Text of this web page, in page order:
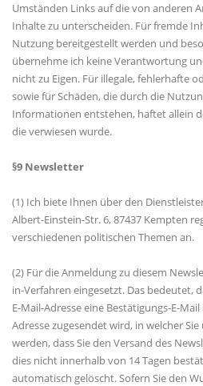
Umständen Links auf die von anderen
Inhalte zu unterscheiden. Für fremde
Nutzung bereitgestellt werden und
übernehme ich keine Verantwortung
nicht zu Eigen. Für illegale, fehlerhafte
sowie für Schäden, die durch die
Informationen entstehen, haftet allein
die verwiesen wurde.
§9 Newsletter
(1) Ich biete Ihnen über den
Albert-Einstein-Str. 6, 87437 Kempten
verschiedenen politischen Themen an.
(2) Für die Anmeldung zu diesem
in-Verfahren eingesetzt. Das bedeutet,
E-Mail-Adresse eine Bestätigungs-E-
Adresse zugesendet wird, in welcher
werden, dass Sie den Versand des
dies nicht innerhalb von 14 Tagen
automatisch gelöscht. Sofern Sie den